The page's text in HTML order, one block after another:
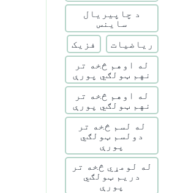
د چاپیریال
ساینس
ریاضیات
فزیک
له اوهم څخه تر
نهم ټولګي پورې
له اوهم څخه تر
نهم ټولګي پورې
له لسم څخه تر
دولسم ټولګي
پورې
له لومړي څخه تر
دریم ټولګي
پورې